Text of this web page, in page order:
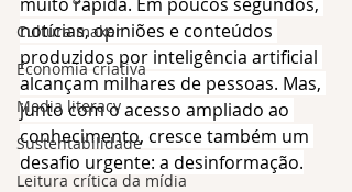
Cultura maker
Economia criativa
Media literacy
Sustentabilidade
Leitura crítica da mídia
notícias, opiniões e conteúdos
produzidos por inteligência artificial
alcançam milhares de pessoas. Mas,
junto com o acesso ampliado ao
conhecimento, cresce também um
desafio urgente: a desinformação.